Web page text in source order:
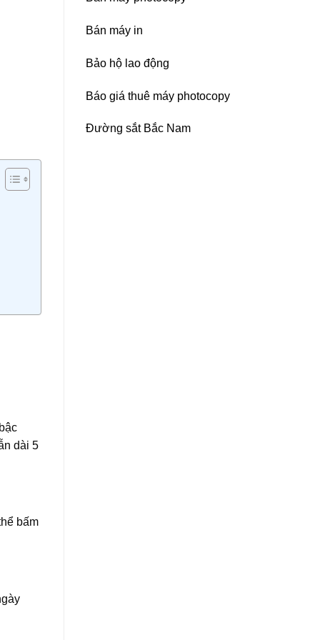
dài 5
bấm
Bán máy in
Bảo hộ lao động
Báo giá thuê máy photocopy
Đường sắt Bắc Nam